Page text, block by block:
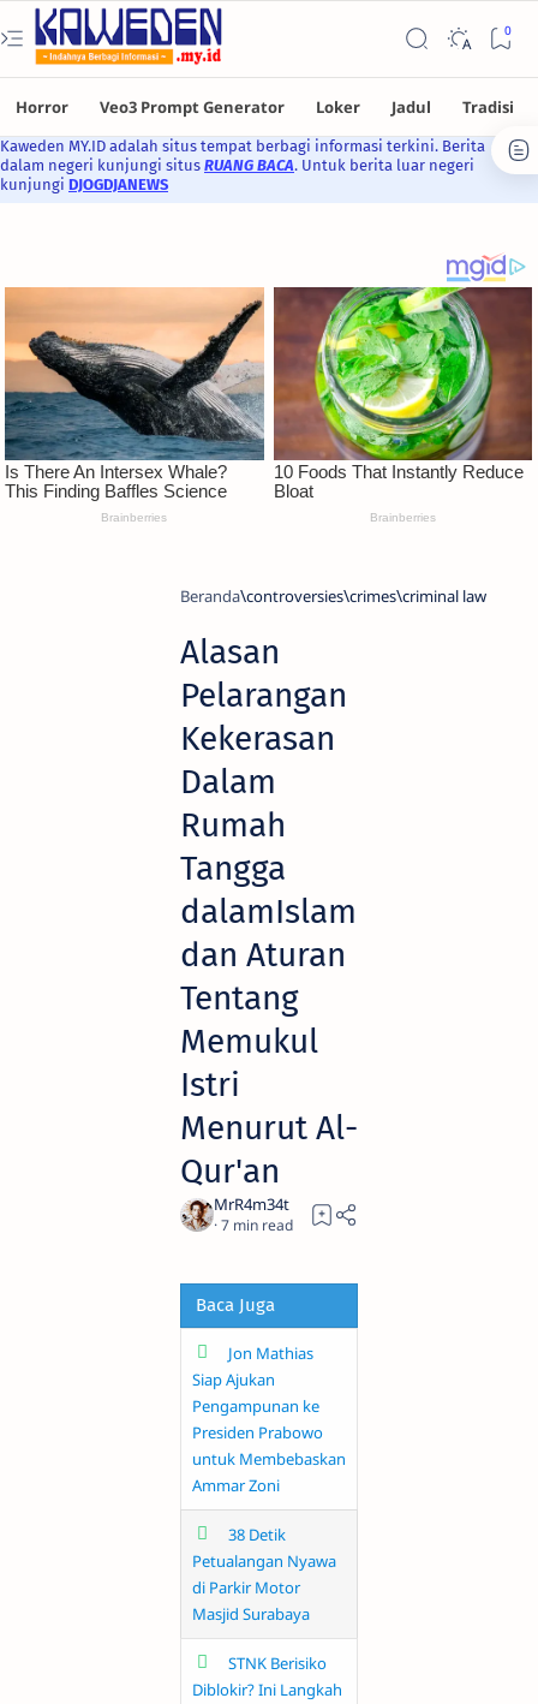
Kaweden MY.ID adalah situs tempat berbagi informasi terkini. Berita
dalam negeri kunjungi situs RUANG BACA. Untuk berita luar negeri
kunjungi DJOGDJANEWS
Beranda controversies crimes criminal law
Alasan
Pelarangan
Kekerasan
Dalam
Rumah
Tangga
dalamIslam
dan Aturan
Tentang
Memukul
Istri
Menurut Al-
Qur'an
7
Baca Juga
Jon Mathias
Siap Ajukan
Pengampunan ke
Presiden Prabowo
untuk Membebaskan
Ammar Zoni
38 Detik
Petualangan Nyawa
di Parkir Motor
Masjid Surabaya
STNK Berisiko
Diblokir? Ini Langkah